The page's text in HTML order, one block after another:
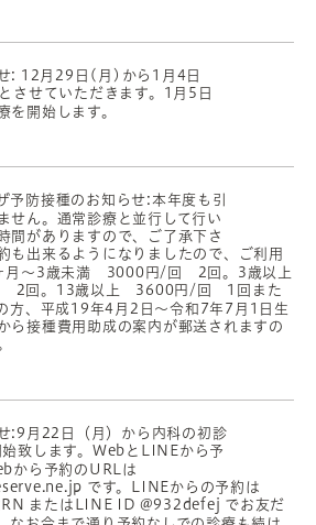
: 12月29日(月)から1月4日
させていただきます。1月5日
を開始します。
予防接種のお知らせ:本年度も引
せん。通常診療と並行して行い
間がありますので、ご了承下さ
も出来るようになりましたので、ご利用
月〜3歳未満 3000円/回 2回。3歳以上
2回。13歳以上 3600円/回 1回また
方、平成19年4月2日〜令和7年7月1日生
ら接種費用助成の案内が郵送されますの
:9月22日（月）から内科の初診
始致します。WebとLINEから予
から予約のURLは
です。LINEからの予約は
またはLINE ID @932defej でお友だ